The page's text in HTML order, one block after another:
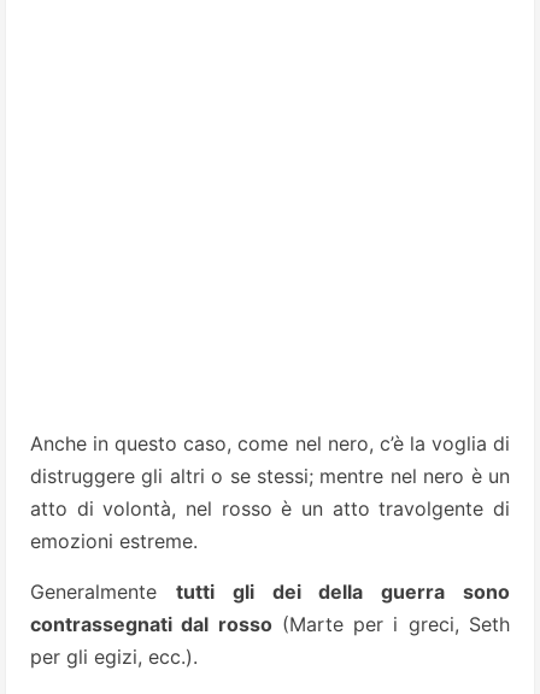
Anche in questo caso, come nel nero, c’è la voglia di
distruggere gli altri o se stessi; mentre nel nero è un
atto di volontà, nel rosso è un atto travolgente di
emozioni estreme.
Generalmente tutti gli dei della guerra sono
contrassegnati dal rosso(Marte per i greci, Seth
per gli egizi, ecc.).